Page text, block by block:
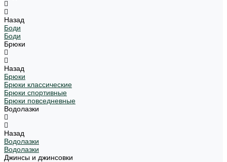
Назад
Боди
Боди
Брюки
Назад
Брюки
Брюки классические
Брюки спортивные
Брюки повседневные
Водолазки
Назад
Водолазки
Водолазки
Джинсы и джинсовки